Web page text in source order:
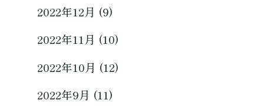
2022年12月 (9)
2022年11月 (10)
2022年10月 (12)
2022年9月 (11)